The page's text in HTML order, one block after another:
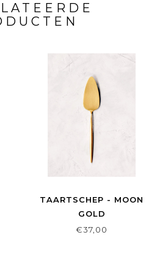
TAARTSCHEP - MOON
GOLD
€37,00